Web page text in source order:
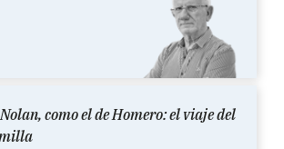
como el de Homero: el viaje del